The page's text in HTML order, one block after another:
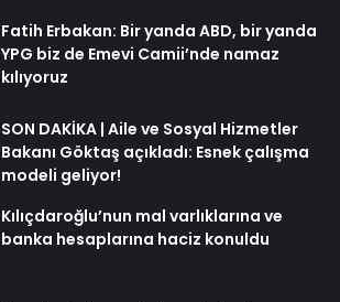
Fatih Erbakan: Bir yanda ABD, bir yanda
YPG biz de Emevi Camii’nde namaz
kılıyoruz
SON DAKİKA | Aile ve Sosyal Hizmetler
Bakanı Göktaş açıkladı: Esnek çalışma
modeli geliyor!
Kılıçdaroğlu’nun mal varlıklarına ve
banka hesaplarına haciz konuldu